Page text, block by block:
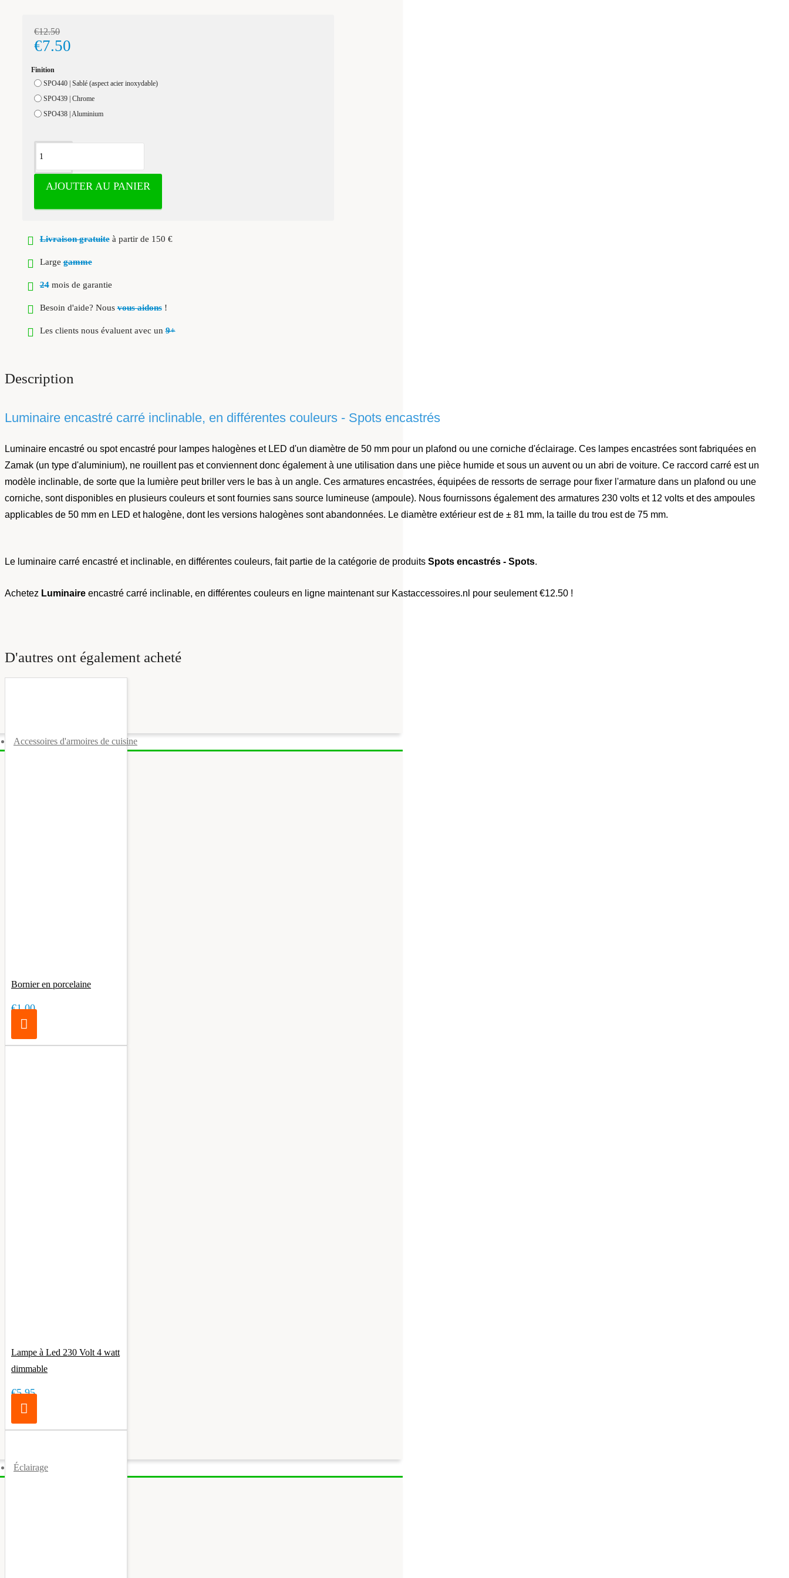
Accessoires d'armoires de cuisine
Éclairage
€12.50
€7.50
Finition
SPO440 | Sablé (aspect acier inoxydable)
SPO439 | Chrome
SPO438 | Aluminium
AJOUTER AU PANIER
Livraison gratuiteà partir de 150 €
Largegamme
24mois de garantie
Besoin d'aide? Nousvous aidons!
Les clients nous évaluent avec un9+
Description
Luminaire encastré carré inclinable, en différentes couleurs - Spots encastrés
Luminaire encastré ou spot encastré pour lampes halogènes et LED d'un diamètre de 50 mm pour un plafond ou une corniche d'éclairage. Ces lampes encastrées sont fabriquées en
Zamak (un type d'aluminium), ne rouillent pas et conviennent donc également à une utilisation dans une pièce humide et sous un auvent ou un abri de voiture. Ce raccord carré est un
modèle inclinable, de sorte que la lumière peut briller vers le bas à un angle. Ces armatures encastrées, équipées de ressorts de serrage pour fixer l'armature dans un plafond ou une
corniche, sont disponibles en plusieurs couleurs et sont fournies sans source lumineuse (ampoule). Nous fournissons également des armatures 230 volts et 12 volts et des ampoules
applicables de 50 mm en LED et halogène, dont les versions halogènes sont abandonnées. Le diamètre extérieur est de ± 81 mm, la taille du trou est de 75 mm.
Le luminaire carré encastré et inclinable, en différentes couleurs, fait partie de la catégorie de produits Spots encastrés - Spots.
Achetez Luminaire encastré carré inclinable, en différentes couleurs en ligne maintenant sur Kastaccessoires.nl pour seulement €12.50 !
D'autres ont également acheté
Bornier en porcelaine
€1.00
Lampe à Led 230 Volt 4 watt
dimmable
€5.95